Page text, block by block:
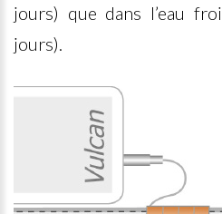
jours) que dans l’eau
jours).